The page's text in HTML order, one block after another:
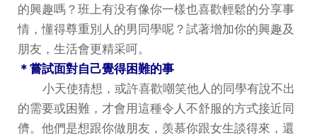
的興趣嗎？班上有没有像你一樣也喜歡輕鬆的分享事
情，懂得尊重別人的男同學呢？試著增加你的興趣及
朋友，生活會更精采呵。
＊嘗試面對自己覺得困難的事
小天使猜想，或許喜歡嘲笑他人的同學有說不出
的需要或困難，才會用這種令人不舒服的方式接近同
儕。他們是想跟你做朋友，羡慕你跟女生談得來，還